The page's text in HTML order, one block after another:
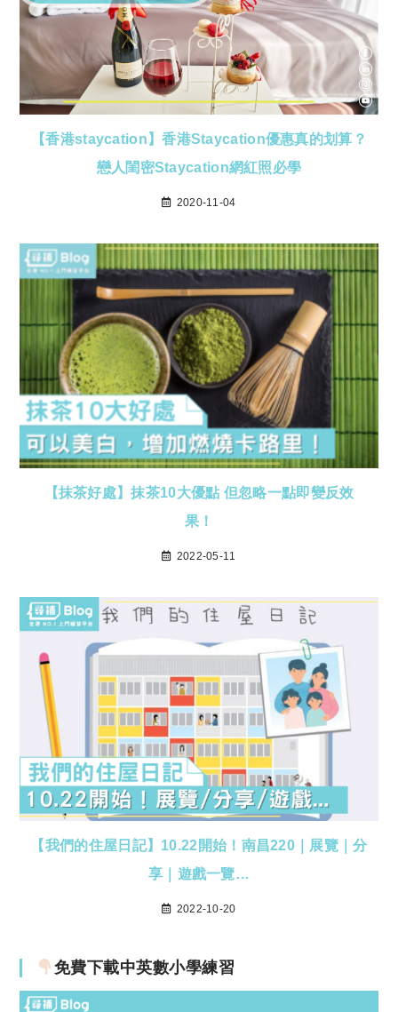
【香港staycation】香港Staycation優惠真的划算？
戀人閨密Staycation網紅照必學
2020-11-04
【抹茶好處】抹茶10大優點 但忽略一點即變反效
果！
2022-05-11
【我們的住屋日記】10.22開始！南昌220｜展覽｜分
享｜遊戲一覽…
2022-10-20
免費下載中英數小學練習